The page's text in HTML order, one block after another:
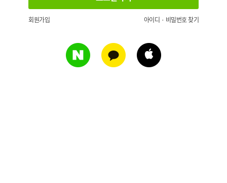
회원가입 아이디 · 비밀번호 찾기